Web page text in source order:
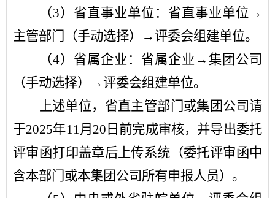
（3）省直事业单位：省直事业单位 →
主管部门（手动选择）
→ 评委会组建单位。
（4）省属企业：省属企业 → 集团公司
（手动选择）
→ 评委会组建单位。
上述单位，省直主管部门或集团公司请
于2025年11月 20 日前完成审核，并导出委托
评审函打印盖章后上传系统（委托评审函中
含本部门或本集团公司所有申报人员）。